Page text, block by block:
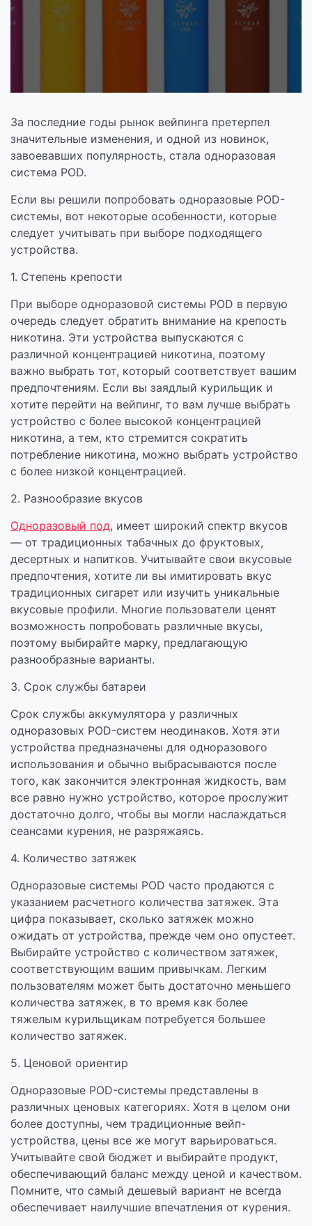
системы?
За последние годы рынок вейпинга претерпел
значительные изменения, и одной из новинок,
завоевавших популярность, стала одноразовая
система POD.
Если вы решили попробовать одноразовые POD-
системы, вот некоторые особенности, которые
следует учитывать при выборе подходящего
устройства.
1. Степень крепости
При выборе одноразовой системы POD в первую
очередь следует обратить внимание на крепость
никотина. Эти устройства выпускаются с
различной концентрацией никотина, поэтому
важно выбрать тот, который соответствует вашим
предпочтениям. Если вы заядлый курильщик и
хотите перейти на вейпинг, то вам лучше выбрать
устройство с более высокой концентрацией
никотина, а тем, кто стремится сократить
потребление никотина, можно выбрать устройство
с более низкой концентрацией.
2. Разнообразие вкусов
Одноразовый под, имеет широкий спектр вкусов
— от традиционных табачных до фруктовых,
десертных и напитков. Учитывайте свои вкусовые
предпочтения, хотите ли вы имитировать вкус
традиционных сигарет или изучить уникальные
вкусовые профили. Многие пользователи ценят
возможность попробовать различные вкусы,
поэтому выбирайте марку, предлагающую
разнообразные варианты.
3. Срок службы батареи
Срок службы аккумулятора у различных
одноразовых POD-систем неодинаков. Хотя эти
устройства предназначены для одноразового
использования и обычно выбрасываются после
того, как закончится электронная жидкость, вам
все равно нужно устройство, которое прослужит
достаточно долго, чтобы вы могли наслаждаться
сеансами курения, не разряжаясь.
4. Количество затяжек
Одноразовые системы POD часто продаются с
указанием расчетного количества затяжек. Эта
цифра показывает, сколько затяжек можно
ожидать от устройства, прежде чем оно опустеет.
Выбирайте устройство с количеством затяжек,
соответствующим вашим привычкам. Легким
пользователям может быть достаточно меньшего
количества затяжек, в то время как более
тяжелым курильщикам потребуется большее
количество затяжек.
5. Ценовой ориентир
Одноразовые POD-системы представлены в
различных ценовых категориях. Хотя в целом они
более доступны, чем традиционные вейп-
устройства, цены все же могут варьироваться.
Учитывайте свой бюджет и выбирайте продукт,
обеспечивающий баланс между ценой и качеством.
Помните, что самый дешевый вариант не всегда
обеспечивает наилучшие впечатления от курения.